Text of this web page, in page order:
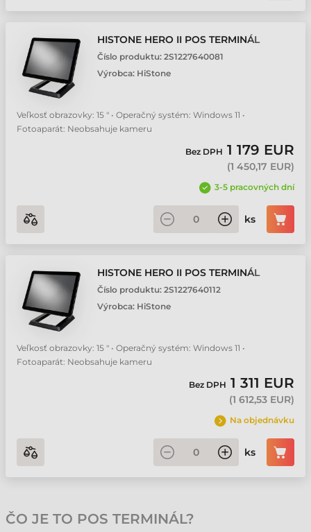
HISTONE HERO II POS TERMINÁL
Číslo produktu: 2S1227640081
Výrobca: HiStone
Veľkosť obrazovky: 15 " • Operačný systém: Windows 11 •
Fotoaparát: Neobsahuje kameru
Bez DPH 1 179 EUR
(1 450,17 EUR)
3-5 pracovných dní
ks
HISTONE HERO II POS TERMINÁL
Číslo produktu: 2S1227640112
Výrobca: HiStone
Veľkosť obrazovky: 15 " • Operačný systém: Windows 11 •
Fotoaparát: Neobsahuje kameru
Bez DPH 1 311 EUR
(1 612,53 EUR)
Na objednávku
ks
ČO JE TO POS TERMINÁL?